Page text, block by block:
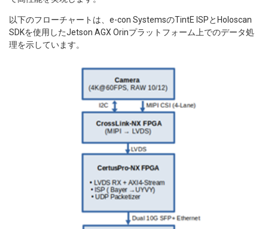
以下のフローチャートは、e-con SystemsのTintE ISPとHoloscan
SDKを使用したJetson AGX Orinプラットフォーム上でのデータ処
理を示しています。